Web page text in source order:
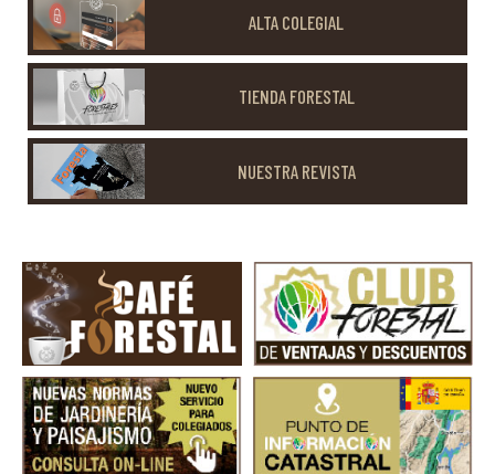
ALTA COLEGIAL
TIENDA FORESTAL
NUESTRA REVISTA